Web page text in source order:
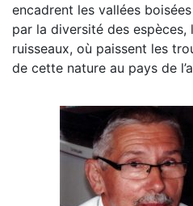
Collecte des déchets :
ramassage des ordures
...
plus ...
DECHETTERIE :les
sont à faire auprès du
leur site internetou auprès
déchetterie)
encadrent les vallées
par la diversité des
ruisseaux, où paissent les
de cette nature au pays de